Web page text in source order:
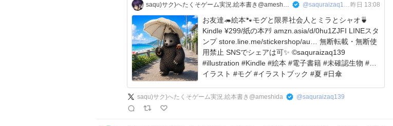
saqu)サク)へたくそゲーム実況.絵本書き@ameshida @saquraizaq139 昨日 13:08
お友達🦔絵本🐾モグと限界社会人とミラとシャオ🍵
Kindle ¥299/紙の本ｱﾘ amzn.asia/d/0hu1ZJFI LINEスタ
ンプ store.line.me/stickershop/au… 無断転載・無断使
用禁止 SNSでシェアは可✨ ©saquraizaq139
#illustration #Kindle #絵本 #電子書籍 #未確認生物 #AI
イラスト #モグ #イラストブック #夏 #日傘
saqu)サク)へたくそゲーム実況.絵本書き@ameshida @saquraizaq139